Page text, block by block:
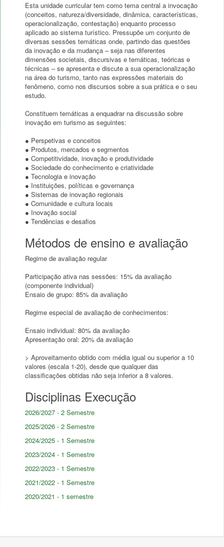
Esta unidade curricular tem como tema central a invocação
(conceitos, natureza/diversidade, dinâmica, características,
operacionalização, contestação) enquanto processo
aplicado ao sistema turístico. Pressupõe um conjunto de
diversas sessões temáticas onde, partindo das questões
da inovação e da mudança – seja nas diferentes
dimensões societais, discursivas e temáticas, teóricas e
técnicas – se apresenta e discute a sua operacionalização
na área do turismo, tanto nas expressões materiais do
fenômeno, como nos discursos sobre a sua prática e o seu
estudo.
Constituem temáticas a enquadrar na discussão sobre
inovação em turismo as seguintes:
● Perspetivas e conceitos
● Produtos, mercados e segmentos
● Competitividade, inovação e produtividade
● Sociedade do conhecimento e criatividade
● Tecnologia e inovação
● Instituições, políticas e governança
● Sistemas de inovação regionais
● Comunidade e cultura locais
● Inovação social
Métodos de ensino e avaliação
Regime de avaliação regular
Participação ativa nas sessões: 15% da avaliação
(componente individual)
Ensaio de grupo: 85% da avaliação
Regime especial de avaliação de conhecimentos:
Ensaio individual: 80% da avaliação
Apresentação oral: 20% da avaliação
> Aproveitamento obtido com média igual ou superior a 10
valores (escala 1-20), desde que qualquer das
Disciplinas Execução
2026/2027 - 2 Semestre
2025/2026 - 2 Semestre
2024/2025 - 1 Semestre
2023/2024 - 1 Semestre
2022/2023 - 1 Semestre
2021/2022 - 1 Semestre
2020/2021 - 1 semestre